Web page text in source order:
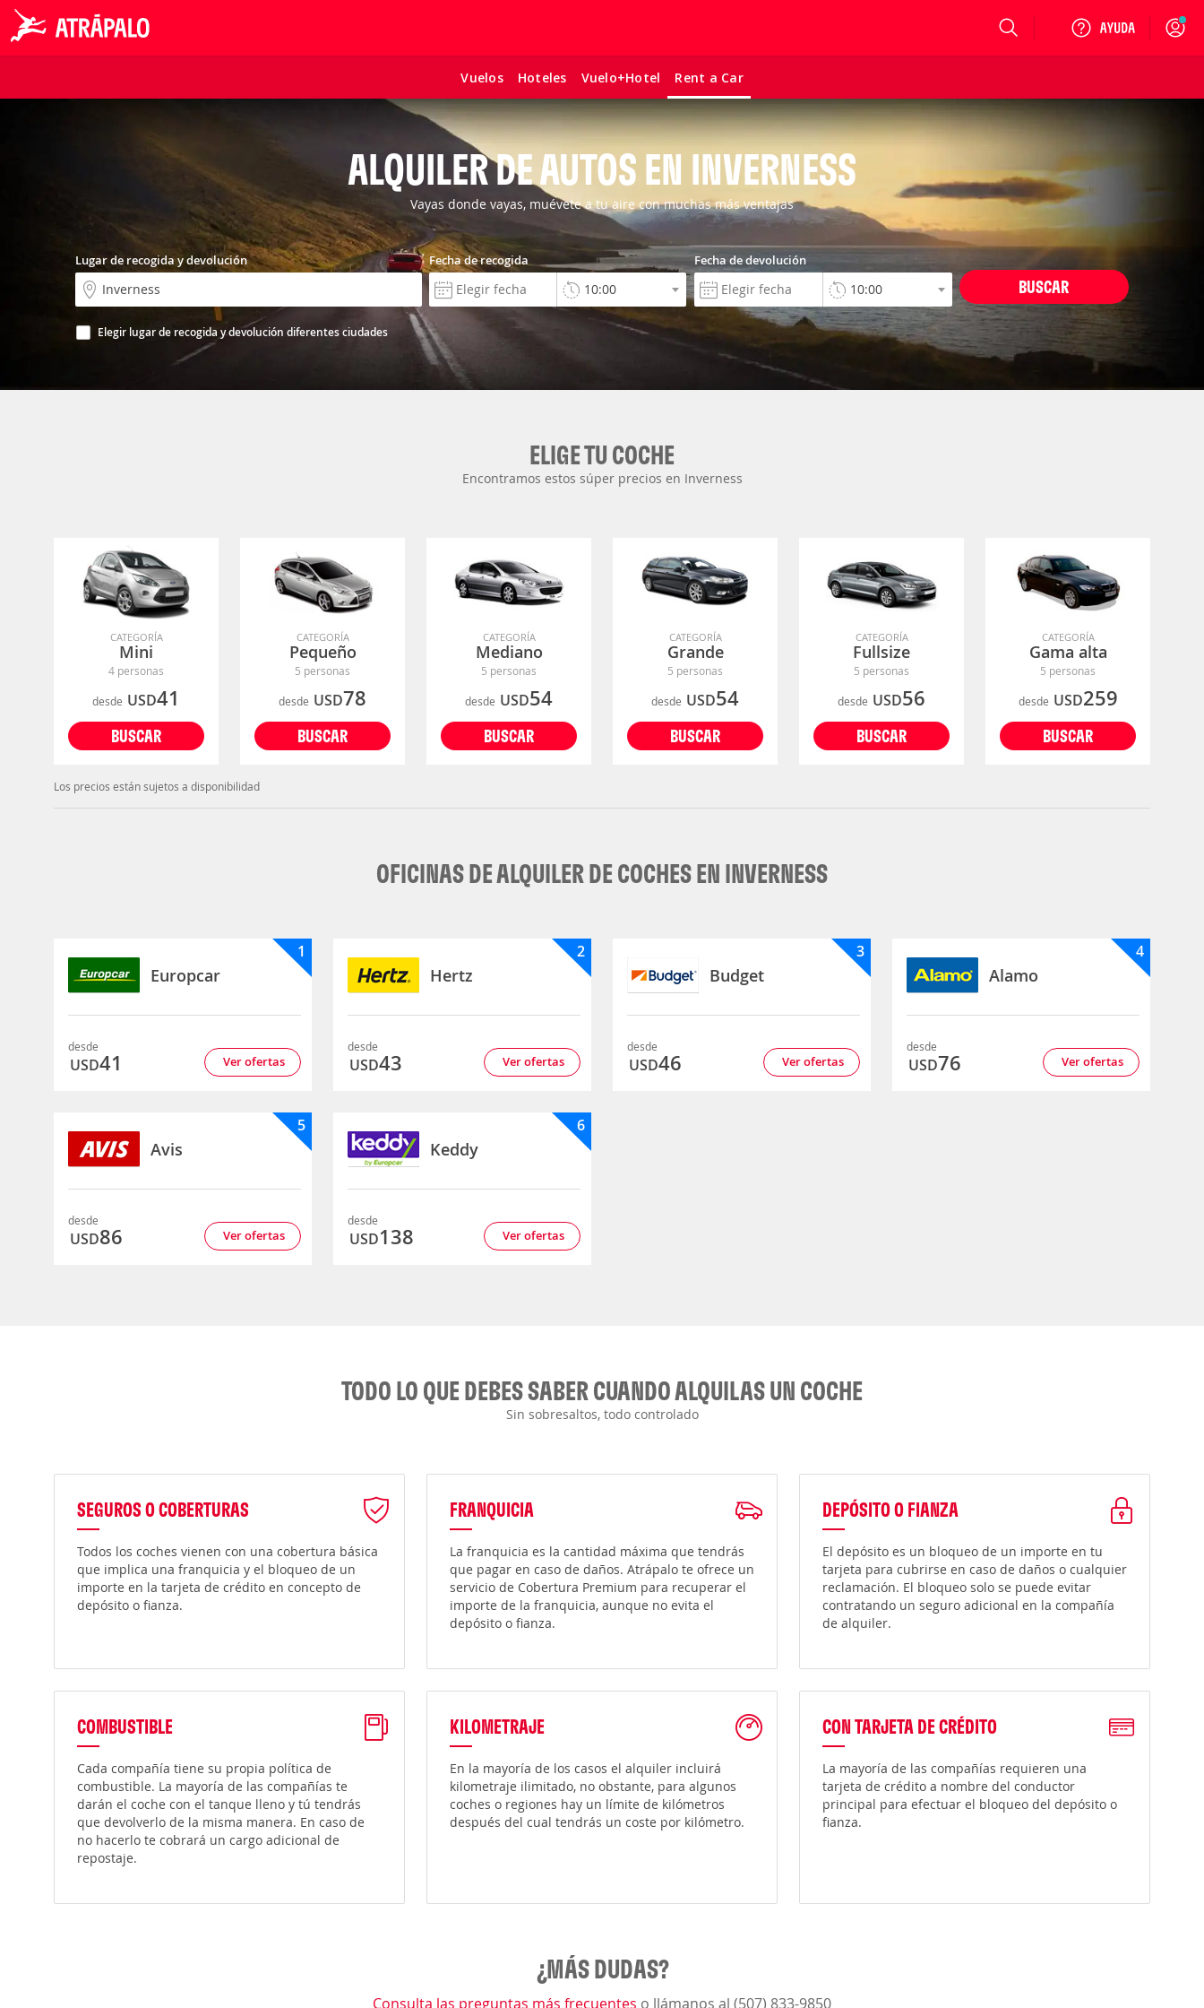
Vuelos Hoteles Vuelo+Hotel Rent a Car
Login
ALQUILER DE AUTOS EN INVERNESS
Vayas donde vayas, muévete a tu aire con muchas más ventajas
Lugar de recogida y devolución
Elegir lugar de recogida y devolución diferentes ciudades
Fecha de recogida Fecha de devolución
BUSCAR
ELIGE TU COCHE
Encontramos estos súper precios en Inverness
CATEGORÍA
Mini
4 personas
desde USD41
BUSCAR
CATEGORÍA
Pequeño
5 personas
desde USD78
BUSCAR
CATEGORÍA
Mediano
5 personas
desde USD54
BUSCAR
CATEGORÍA
Grande
5 personas
desde USD54
BUSCAR
CATEGORÍA
Fullsize
5 personas
desde USD56
BUSCAR
CATEGORÍA
Gama alta
5 personas
desde USD259
BUSCAR
Los precios están sujetos a disponibilidad
OFICINAS DE ALQUILER DE COCHES EN INVERNESS
Europcar
1
desde
USD41 Ver ofertas
Hertz
2
desde
USD43 Ver ofertas
Budget
3
desde
USD46 Ver ofertas
Alamo
4
desde
USD76 Ver ofertas
Avis
5
desde
USD86 Ver ofertas
Keddy
6
desde
USD138 Ver ofertas
TODO LO QUE DEBES SABER CUANDO ALQUILAS UN COCHE
Sin sobresaltos, todo controlado
SEGUROS O COBERTURAS
Todos los coches vienen con una cobertura básica
que implica una franquicia y el bloqueo de un
importe en la tarjeta de crédito en concepto de
depósito o fianza.
FRANQUICIA
La franquicia es la cantidad máxima que tendrás
que pagar en caso de daños. Atrápalo te ofrece un
servicio de Cobertura Premium para recuperar el
importe de la franquicia, aunque no evita el
depósito o fianza.
DEPÓSITO O FIANZA
El depósito es un bloqueo de un importe en tu
tarjeta para cubrirse en caso de daños o cualquier
reclamación. El bloqueo solo se puede evitar
contratando un seguro adicional en la compañía
de alquiler.
COMBUSTIBLE
Cada compañía tiene su propia política de
combustible. La mayoría de las compañías te
darán el coche con el tanque lleno y tú tendrás
que devolverlo de la misma manera. En caso de
no hacerlo te cobrará un cargo adicional de
repostaje.
KILOMETRAJE
En la mayoría de los casos el alquiler incluirá
kilometraje ilimitado, no obstante, para algunos
coches o regiones hay un límite de kilómetros
después del cual tendrás un coste por kilómetro.
CON TARJETA DE CRÉDITO
La mayoría de las compañías requieren una
tarjeta de crédito a nombre del conductor
principal para efectuar el bloqueo del depósito o
fianza.
¿MÁS DUDAS?
Consulta las preguntas más frecuentes o llámanos al (507) 833-9850